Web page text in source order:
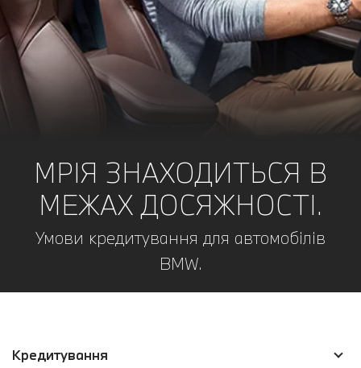
МРІЯ ЗНАХОДИТЬСЯ В
МЕЖАХ ДОСЯЖНОСТІ.
Умови кредитування для автомобілів
BMW.
Кредитування